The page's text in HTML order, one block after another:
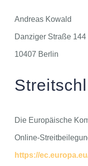
Andreas Kowald
Danziger Straße 144
10407 Berlin
Die Europäische
Online-
https://